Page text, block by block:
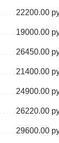
22200.00
19000.00
26450.00
21400.00
24900.00
26220.00
29600.00